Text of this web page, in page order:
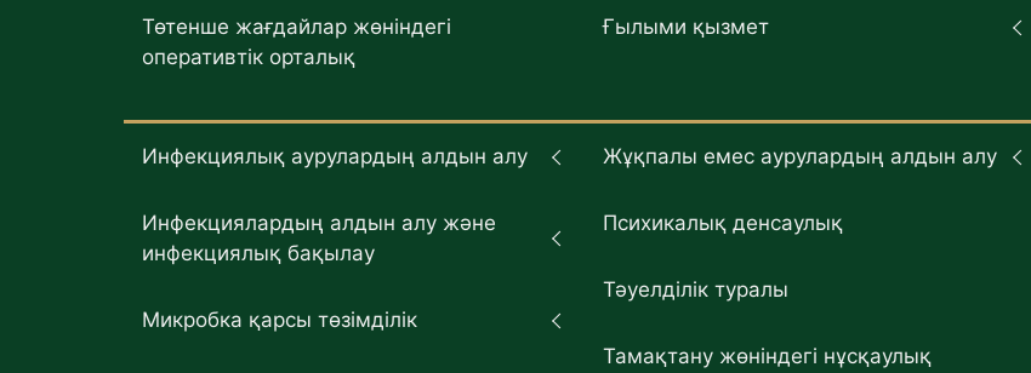
Төтенше жағдайлар жөніндегі
оперативтік орталық
Ғылыми қызмет
Инфекциялық аурулардың алдын алу
Инфекциялардың алдын алу және
инфекциялық бақылау
Микробка қарсы төзімділік
Жұқпалы емес аурулардың алдын алу
Психикалық денсаулық
Тәуелділік туралы
Тамақтану жөніндегі нұсқаулық